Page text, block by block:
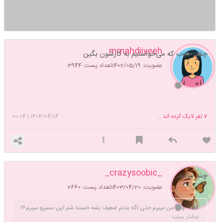
mmahdiiyeeh
عضویت: 1402/05/19 تعداد پست: 3944
چقدر خوب که می‌خواستیم به کارشون بگین
1404/04/16
|
00:04 7نفر لایک کرده اند ...
_crazysoobic_
عضویت: 1403/04/20 تعداد پست: 2660
چند سالته
ولی من میبرم حتی اگه بدنم ضعیف بشه خسته شم این مسیرو میبرم🌱
بیشتر ببینید